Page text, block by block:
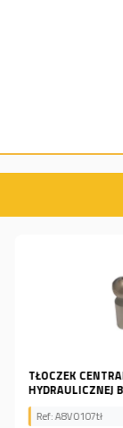
Ref: A8VO200 kołek